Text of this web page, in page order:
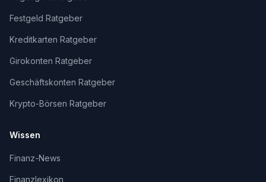
Festgeld Ratgeber
Kreditkarten Ratgeber
Girokonten Ratgeber
Geschäftskonten Ratgeber
Krypto-Börsen Ratgeber
Wissen
Finanz-News
Finanzlexikon